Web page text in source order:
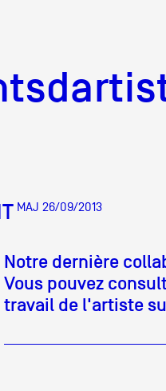
MAJ 26/09/2013
Notre dernière
Vous pouvez
travail de l'artiste